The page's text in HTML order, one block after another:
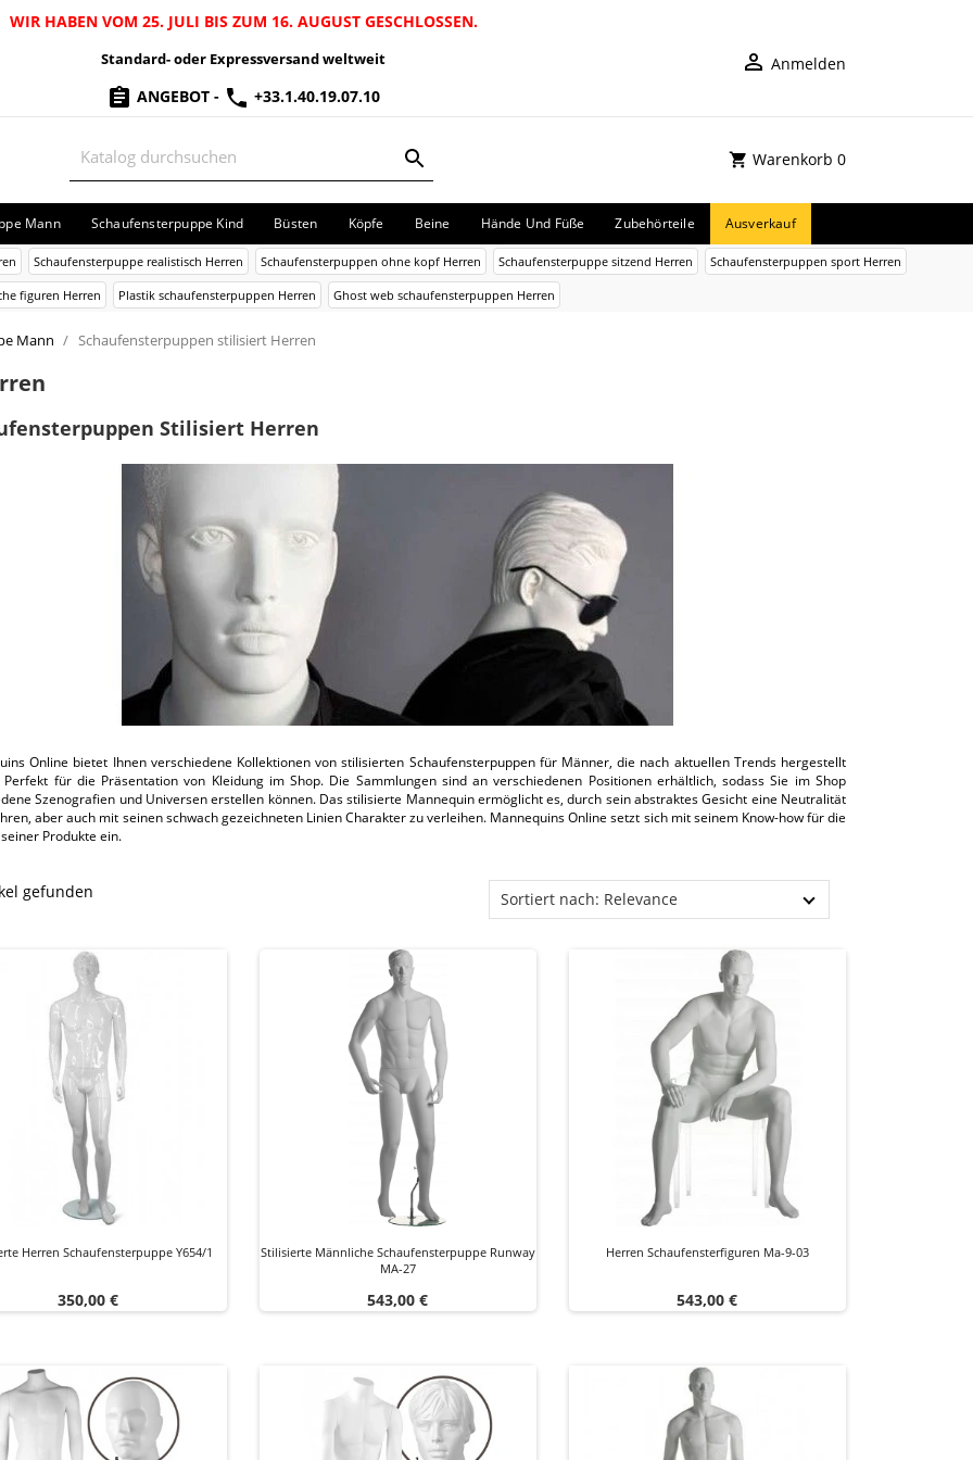
WIR HABEN VOM 25. JULI BIS ZUM 16. AUGUST GESCHLOSSEN.
Standard- oder Expressversand weltweit
ANGEBOT - +33.1.40.19.07.10
Anmelden
Warenkorb 0
Mann Schaufensterpuppe Kind Büsten Köpfe Beine Hände Und Füße Zubehörteile Ausverkauf
Schaufensterpuppe realistisch Herren Schaufensterpuppen ohne kopf Herren Schaufensterpuppe sitzend Herren Schaufensterpuppen sport Herren
figuren Herren Plastik schaufensterpuppen Herren Ghost web schaufensterpuppen Herren
Mann Schaufensterpuppen stilisiert Herren
Stilisiert Herren
Online bietet Ihnen verschiedene Kollektionen von stilisierten Schaufensterpuppen für Männer, die nach aktuellen Trends hergestellt
Perfekt für die Präsentation von Kleidung im Shop. Die Sammlungen sind an verschiedenen Positionen erhältlich, sodass Sie im Shop
Szenografien und Universen erstellen können. Das stilisierte Mannequin ermöglicht es, durch sein abstraktes Gesicht eine Neutralität
aber auch mit seinen schwach gezeichneten Linien Charakter zu verleihen. Mannequins Online setzt sich mit seinem Know-how für die
Produkte ein.
gefunden Sortiert nach: Relevance
Herren Schaufensterpuppe Y654/1
Preis
350,00 €
Stilisierte Männliche Schaufensterpuppe Runway
MA-27
Preis
543,00 €
Herren Schaufensterfiguren Ma-9-03
Preis
543,00 €